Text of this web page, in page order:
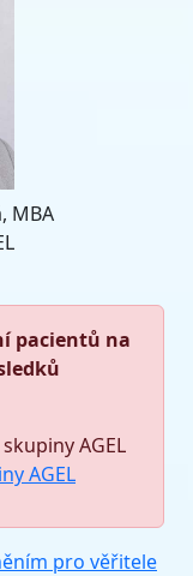
MBA
pacientů na
AGEL
AGEL
pro věřitele